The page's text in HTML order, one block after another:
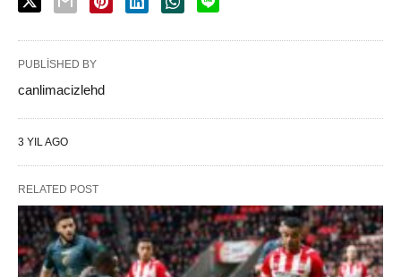
PUBLISHED BY
canlimacizlehd
3 YIL AGO
RELATED POST